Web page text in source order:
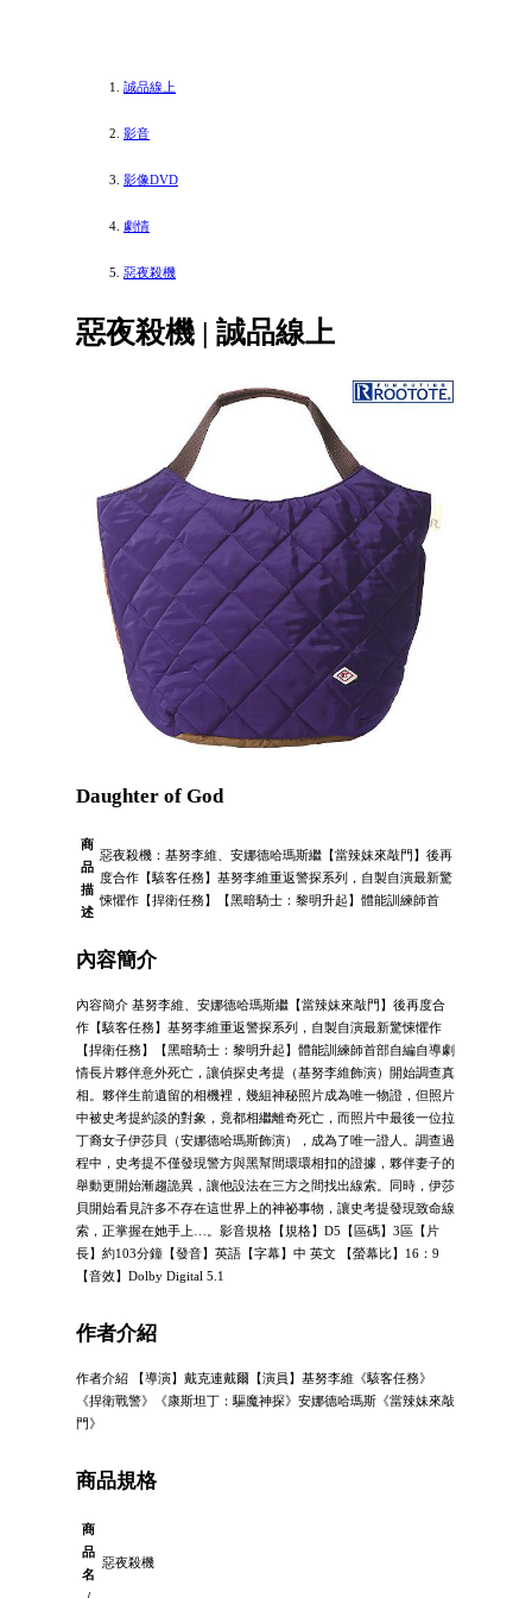
誠品線上
影音
影像DVD
劇情
惡夜殺機
惡夜殺機 | 誠品線上
Daughter of God
商
品
描
述
惡夜殺機：基努李維、安娜德哈瑪斯繼【當辣妹來敲門】後再
度合作【駭客任務】基努李維重返警探系列，自製自演最新驚
悚懼作【捍衛任務】【黑暗騎士：黎明升起】體能訓練師首
內容簡介
內容簡介 基努李維、安娜德哈瑪斯繼【當辣妹來敲門】後再度合
作【駭客任務】基努李維重返警探系列，自製自演最新驚悚懼作
【捍衛任務】【黑暗騎士：黎明升起】體能訓練師首部自編自導劇
情長片夥伴意外死亡，讓偵探史考提（基努李維飾演）開始調查真
相。夥伴生前遺留的相機裡，幾組神秘照片成為唯一物證，但照片
中被史考提約談的對象，竟都相繼離奇死亡，而照片中最後一位拉
丁裔女子伊莎貝（安娜德哈瑪斯飾演），成為了唯一證人。調查過
程中，史考提不僅發現警方與黑幫間環環相扣的證據，夥伴妻子的
舉動更開始漸趨詭異，讓他設法在三方之間找出線索。同時，伊莎
貝開始看見許多不存在這世界上的神祕事物，讓史考提發現致命線
索，正掌握在她手上…。影音規格【規格】D5【區碼】3區【片
長】約103分鐘【發音】英語【字幕】中 英文 【螢幕比】16：9
【音效】Dolby Digital 5.1
作者介紹
作者介紹 【導演】戴克連戴爾【演員】基努李維《駭客任務》
《捍衛戰警》《康斯坦丁：驅魔神探》安娜德哈瑪斯《當辣妹來敲
門》
商品規格
商
品
名
惡夜殺機